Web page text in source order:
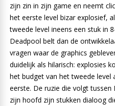
zijn zin in zijn game en neemt
het eerste level bizar explosief,
tweede level ineens een stuk in
Deadpool belt dan de
vragen waar de graphics
duidelijk als hilarisch: explosies
het budget van het tweede level
eerste. De ruzie die volgt
zijn hoofd zijn stukken dialoog